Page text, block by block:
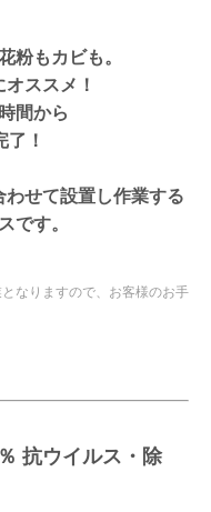
粉もカビも。
ススメ！
間から
！
せて設置し作業する
です。
なりますので、お客様のお手
抗ウイルス・除